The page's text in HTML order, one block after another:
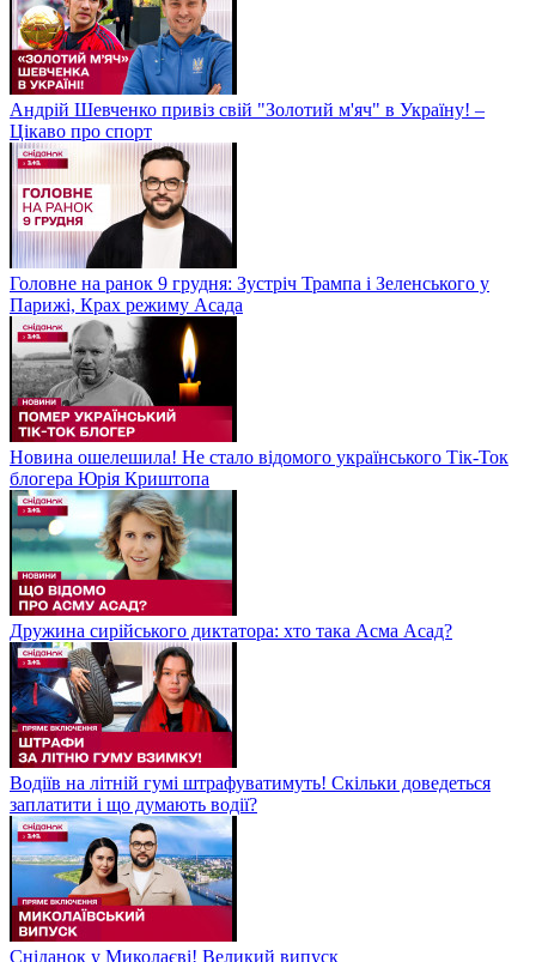
Андрій Шевченко привіз свій "Золотий м'яч" в Україну! –
Цікаво про спорт
Головне на ранок 9 грудня: Зустріч Трампа і Зеленського у
Парижі, Крах режиму Асада
Новина ошелешила! Не стало відомого українського Тік-Ток
блогера Юрія Криштопа
Дружина сирійського диктатора: хто така Асма Асад?
Водіїв на літній гумі штрафуватимуть! Скільки доведеться
заплатити і що думають водії?
Сніданок у Миколаєві! Великий випуск